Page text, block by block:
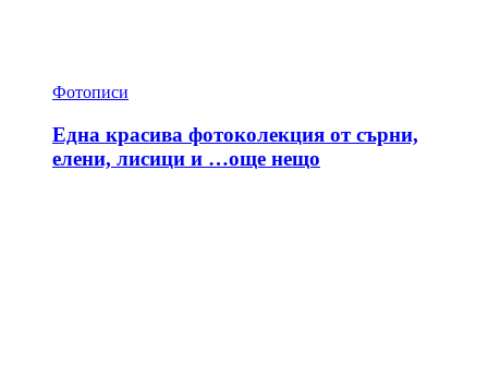
Фотописи
Една красива фотоколекция от сърни,
елени, лисици и …още нещо